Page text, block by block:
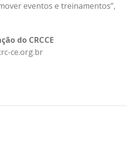
eventos e treinamentos”,
do CRCCE
ce.org.br